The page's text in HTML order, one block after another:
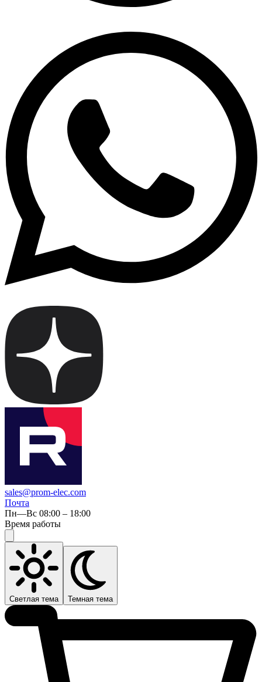
sales@prom-elec.com
Почта
Пн—Вс 08:00 – 18:00
Время работы
Светлая тема Темная тема